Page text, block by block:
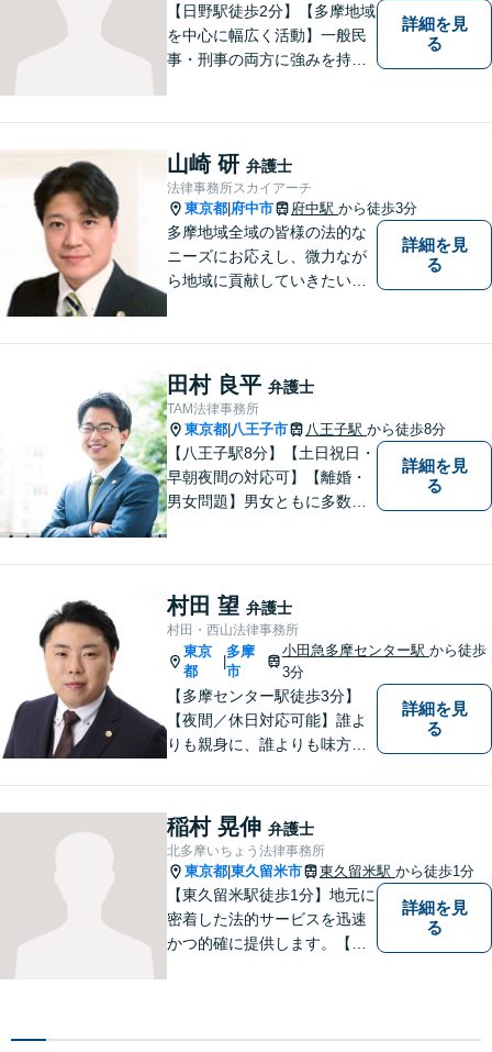
【日野駅徒歩2分】【多摩地域
を中心に幅広く活動】一般民
事・刑事の両方に強みを持つ
です。まずはお気軽にご相談
ください。【子連れ相談OK】
詳細を見
る
山崎 研 弁護士
法律事務所スカイアーチ
東京都 府中市 府中駅 から徒歩3分
多摩地域全域の皆様の法的な
ニーズにお応えし、微力なが
ら地域に貢献していきたいと
詳細を見
る
田村 良平 弁護士
TAM法律事務所
東京都 八王子市 八王子駅 から徒歩8分
【八王子駅8分】【土日祝日・
早朝夜間の対応可】【離婚・
男女問題】男女ともに多数実
い。
詳細を見
る
村田 望 弁護士
村田・西山法律事務所
東京
都
多摩
市
小田急多摩センター駅 から徒歩
3分
【多摩センター駅徒歩3分】
【夜間／休日対応可能】誰よ
りも親身に、誰よりも味方で
す。企業法務／相続問題／離
婚問題／不動産問題／刑事事
件など、幅広く対応可能。迅
速かつ適切な対応を心掛けて
おります。
詳細を見
る
稲村 晃伸 弁護士
北多摩いちょう法律事務所
東京都 東久留米市 東久留米駅 から徒歩1分
【東久留米駅徒歩1分】地元に
密着した法的サービスを迅速
かつ的確に提供します。【当
納得のいく解決を目指して、
詳細を見
る